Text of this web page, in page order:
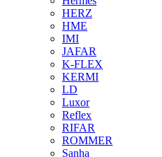
HERZ
HME
IMI
JAFAR
K-FLEX
KERMI
LD
Luxor
Reflex
RIFAR
ROMMER
Sanha